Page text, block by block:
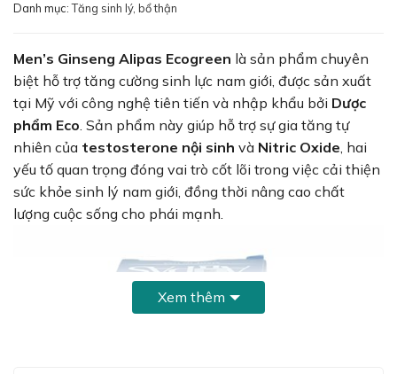
Danh mục:Tăng sinh lý, bổ thận
Men’s Ginseng Alipas Ecogreen là sản phẩm chuyên
biệt hỗ trợ tăng cường sinh lực nam giới, được sản xuất
tại Mỹ với công nghệ tiên tiến và nhập khẩu bởi Dược
phẩm Eco. Sản phẩm này giúp hỗ trợ sự gia tăng tự
nhiên của testosterone nội sinh và Nitric Oxide, hai
yếu tố quan trọng đóng vai trò cốt lõi trong việc cải thiện
sức khỏe sinh lý nam giới, đồng thời nâng cao chất
lượng cuộc sống cho phái mạnh.
Xem thêm